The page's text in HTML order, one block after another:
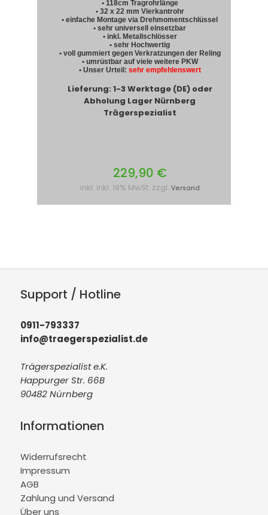
• 118cm Tragrohrlänge
• 32 x 22 mm Vierkantrohr
• einfache Montage via Drehmomentschlüssel
• sehr universell einsetzbar
• inkl. Metallschlösser
• sehr Hochwertig
• voll gummiert gegen Verkratzungen der Reling
• umrüstbar auf viele weitere PKW
• Unser Urteil: sehr empfehlenswert
Lieferung: 1-3 Werktage (DE) oder
Abholung Lager Nürnberg
Trägerspezialist
229,90 €
inkl. inkl. 19% MwSt. zzgl. Versand
Support / Hotline
0911-793337
info@traegerspezialist.de
Trägerspezialist e.K.
Happurger Str. 66B
90482 Nürnberg
Informationen
Widerrufsrecht
Impressum
AGB
Zahlung und Versand
Über uns